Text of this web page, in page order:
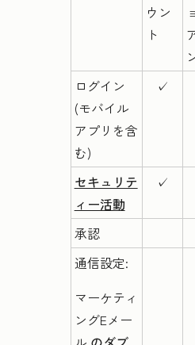
ウン
ト
ログイン
(モバイル
アプリを含
む)
✓
セキュリテ
ィー活動
✓
承認
通信設定:
マーケティ
ングEメー